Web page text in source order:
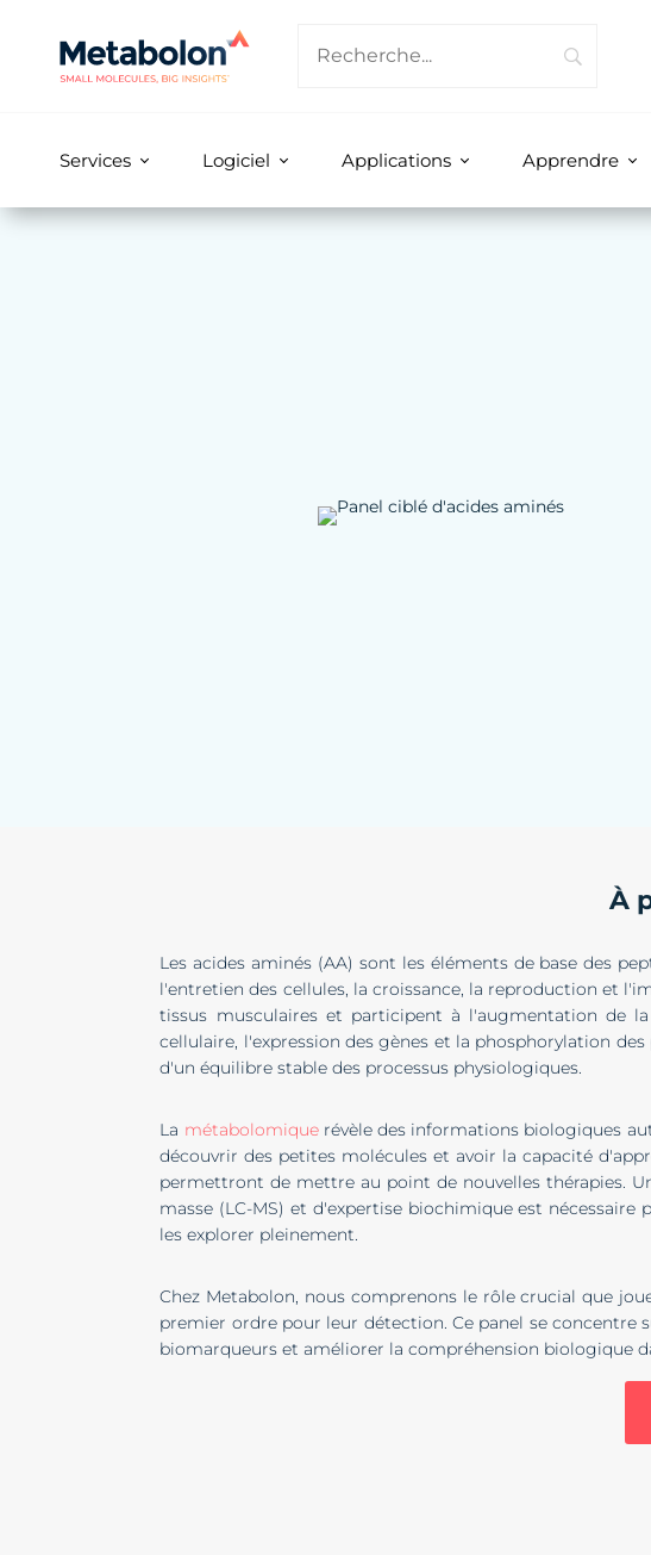
Services Logiciel Applications Apprendre
À
Les acides aminés (AA) sont les éléments de base des
l'entretien des cellules, la croissance, la reproduction et
tissus musculaires et participent à l'augmentation de
cellulaire, l'expression des gènes et la phosphorylation
d'un équilibre stable des processus physiologiques.
La métabolomiquerévèle des informations biologiques
découvrir des petites molécules et avoir la capacité
permettront de mettre au point de nouvelles thérapies.
masse (LC-MS) et d'expertise biochimique est
les explorer pleinement.
Chez Metabolon, nous comprenons le rôle crucial que
premier ordre pour leur détection. Ce panel se concentre
biomarqueurs et améliorer la compréhension biologique